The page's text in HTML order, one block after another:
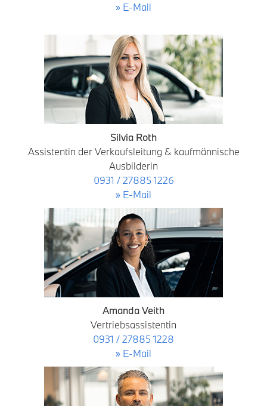
» E-Mail
Silvia Roth
Assistentin der Verkaufsleitung & kaufmännische
Ausbilderin
0931 / 27885 1226
» E-Mail
Amanda Veith
Vertriebsassistentin
0931 / 27885 1228
» E-Mail